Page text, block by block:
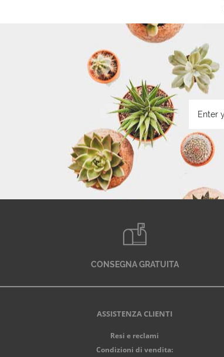
CONSEGNA GRATUITA
ASSISTENZA CLIENTI
Resi e reclami
Condizioni di vendita: